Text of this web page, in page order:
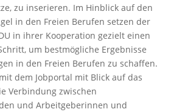
zu inserieren. Im Hinblick auf den
in den Freien Berufen setzen der
in ihrer Kooperation gezielt einen
um bestmögliche Ergebnisse
in den Freien Berufen zu schaffen.
dem Jobportal mit Blick auf das
Verbindung zwischen
und Arbeitgeberinnen und